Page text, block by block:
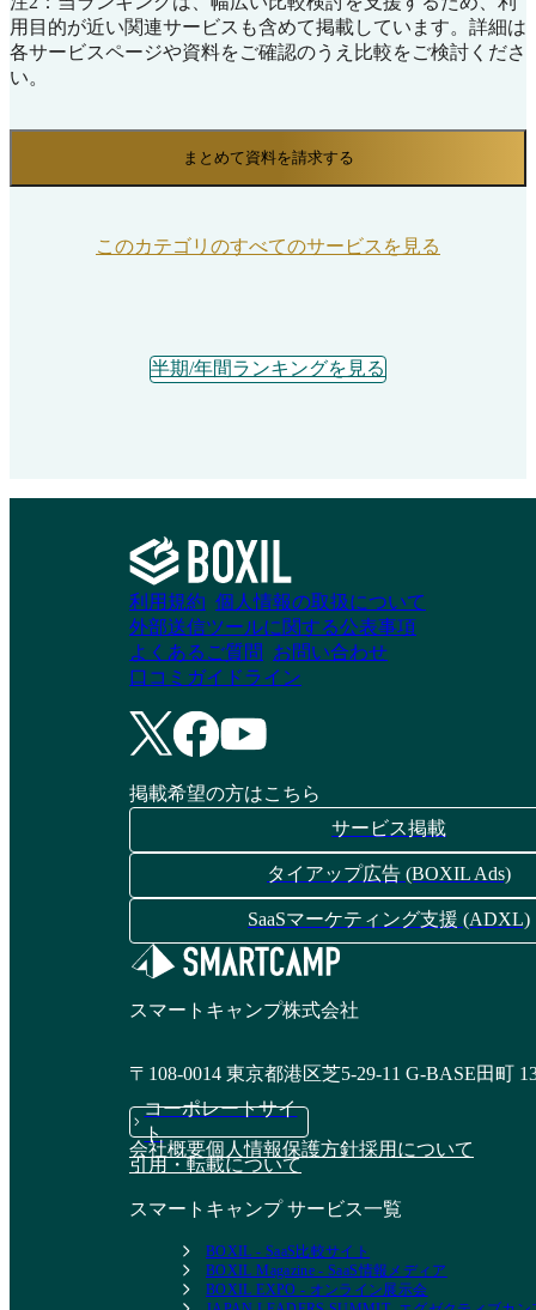
用目的が近い関連サービスも含めて掲載しています。詳細は
各サービスページや資料をご確認のうえ比較をご検討くださ
い。
まとめて資料を請求する
このカテゴリのすべてのサービスを見る
半期/年間ランキングを見る
利用規約 個人情報の取扱について
外部送信ツールに関する公表事項
よくあるご質問
お問い合わせ
口コミガイドライン
掲載希望の方はこちら
サービス掲載
タイアップ広告 (BOXIL Ads)
SaaSマーケティング支援 (ADXL)
スマートキャンプ株式会社
〒108-0014 東京都港区芝5-29-11 G-BASE田町
コーポレートサイ
ト
会社概要個人情報保護方針採用について
引用・転載について
スマートキャンプ サービス一覧
BOXIL - SaaS比較サイト
BOXIL Magazine - SaaS情報メディア
BOXIL EXPO - オンライン展示会